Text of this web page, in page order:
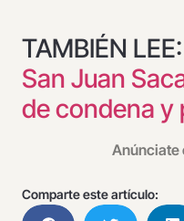
TAMBIÉN LEE:
San Juan
de condena y
Anúnciate
Comparte este artículo: